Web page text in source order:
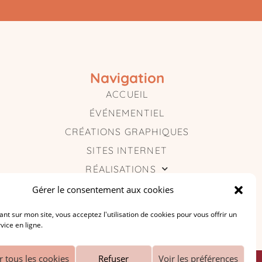
Gérer le consentement aux cookies
sur mon site, vous acceptez l'utilisation de cookies pour vous offrir un
en ligne.
tous les cookies Refuser Voir les préférences
Navigation
ACCUEIL
ÉVÉNEMENTIEL
CRÉATIONS GRAPHIQUES
SITES INTERNET
RÉALISATIONS
BLOG